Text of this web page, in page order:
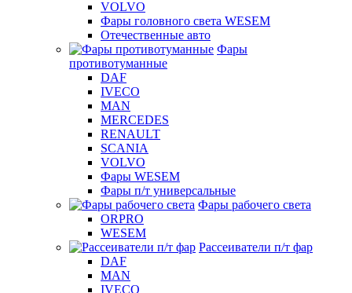
VOLVO
Фары головного света WESEM
Отечественные авто
Фары
противотуманные
DAF
IVECO
MAN
MERCEDES
RENAULT
SCANIA
VOLVO
Фары WESEM
Фары п/т универсальные
Фары рабочего света
ORPRO
WESEM
Рассеиватели п/т фар
DAF
MAN
IVECO